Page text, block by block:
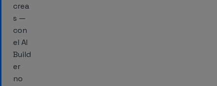
crea
s —
con
el AI
Build
er
no